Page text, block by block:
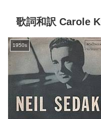
歌詞和訳 Carole
1950s